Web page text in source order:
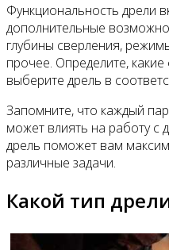
Функциональность дрели
дополнительные
глубины сверления,
прочее. Определите,
выберите дрель в
Запомните, что каждый
может влиять на работу
дрель поможет вам
различные задачи.
Какой тип